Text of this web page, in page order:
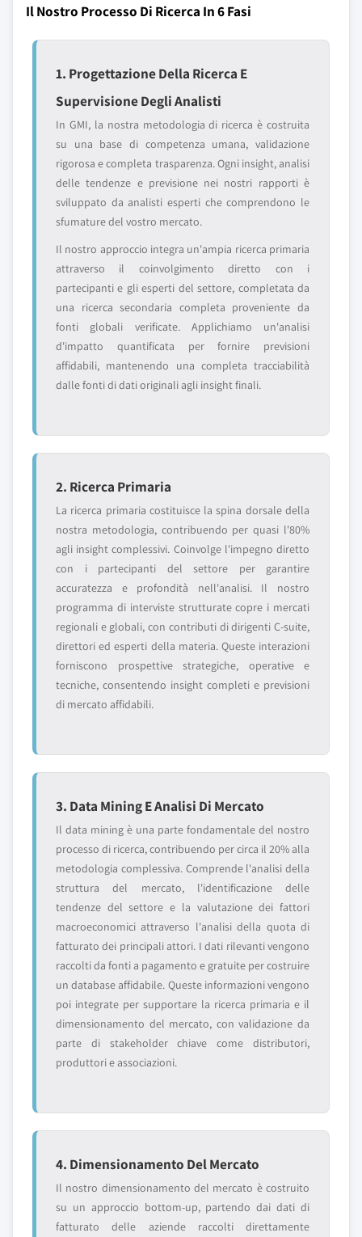
Il Nostro Processo Di Ricerca In 6 Fasi
1. Progettazione Della Ricerca E
Supervisione Degli Analisti
In GMI, la nostra metodologia di ricerca è costruita
su una base di competenza umana, validazione
rigorosa e completa trasparenza. Ogni insight, analisi
delle tendenze e previsione nei nostri rapporti è
sviluppato da analisti esperti che comprendono le
sfumature del vostro mercato.
Il nostro approccio integra un'ampia ricerca primaria
attraverso il coinvolgimento diretto con i
partecipanti e gli esperti del settore, completata da
una ricerca secondaria completa proveniente da
fonti globali verificate. Applichiamo un'analisi
d'impatto quantificata per fornire previsioni
affidabili, mantenendo una completa tracciabilità
dalle fonti di dati originali agli insight finali.
2. Ricerca Primaria
La ricerca primaria costituisce la spina dorsale della
nostra metodologia, contribuendo per quasi l'80%
agli insight complessivi. Coinvolge l'impegno diretto
con i partecipanti del settore per garantire
accuratezza e profondità nell'analisi. Il nostro
programma di interviste strutturate copre i mercati
regionali e globali, con contributi di dirigenti C-suite,
direttori ed esperti della materia. Queste interazioni
forniscono prospettive strategiche, operative e
tecniche, consentendo insight completi e previsioni
di mercato affidabili.
3. Data Mining E Analisi Di Mercato
Il data mining è una parte fondamentale del nostro
processo di ricerca, contribuendo per circa il 20% alla
metodologia complessiva. Comprende l'analisi della
struttura del mercato, l'identificazione delle
tendenze del settore e la valutazione dei fattori
macroeconomici attraverso l'analisi della quota di
fatturato dei principali attori. I dati rilevanti vengono
raccolti da fonti a pagamento e gratuite per costruire
un database affidabile. Queste informazioni vengono
poi integrate per supportare la ricerca primaria e il
dimensionamento del mercato, con validazione da
parte di stakeholder chiave come distributori,
produttori e associazioni.
4. Dimensionamento Del Mercato
Il nostro dimensionamento del mercato è costruito
su un approccio bottom-up, partendo dai dati di
fatturato delle aziende raccolti direttamente